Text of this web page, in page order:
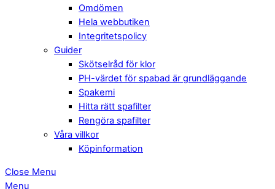
Omdömen
Hela webbutiken
Integritetspolicy
Guider
Skötselråd för klor
PH-värdet för spabad är grundläggande
Spakemi
Hitta rätt spafilter
Rengöra spafilter
Våra villkor
Köpinformation
Close Menu
Menu